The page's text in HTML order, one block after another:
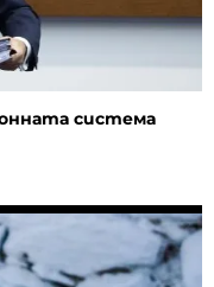
система